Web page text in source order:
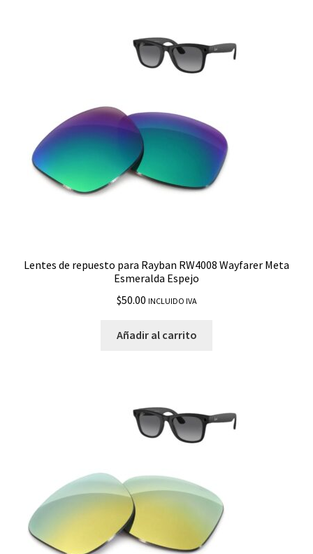
Lentes de repuesto para Rayban RW4008 Wayfarer Meta
Esmeralda Espejo
$50.00 INCLUIDO IVA
Añadir al carrito